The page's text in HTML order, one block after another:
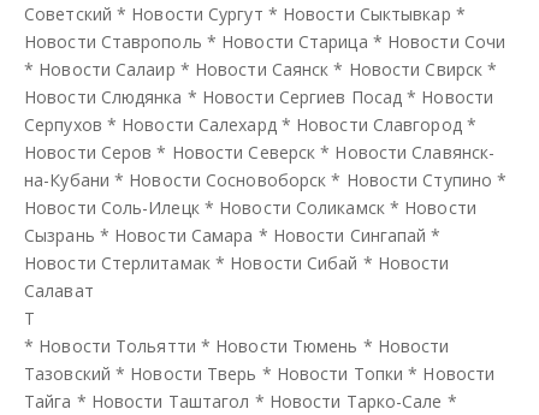
Советский * Новости Сургут * Новости Сыктывкар *
Новости Ставрополь * Новости Старица * Новости Сочи
* Новости Салаир * Новости Саянск * Новости Свирск *
Новости Слюдянка * Новости Сергиев Посад * Новости
Серпухов * Новости Салехард * Новости Славгород *
Новости Серов * Новости Северск * Новости Славянск-
на-Кубани * Новости Сосновоборск * Новости Ступино *
Новости Соль-Илецк * Новости Соликамск * Новости
Сызрань * Новости Самара * Новости Сингапай *
Новости Стерлитамак * Новости Сибай * Новости
Салават
Т
* Новости Тольятти * Новости Тюмень * Новости
Тазовский * Новости Тверь * Новости Топки * Новости
Тайга * Новости Таштагол * Новости Тарко-Сале *